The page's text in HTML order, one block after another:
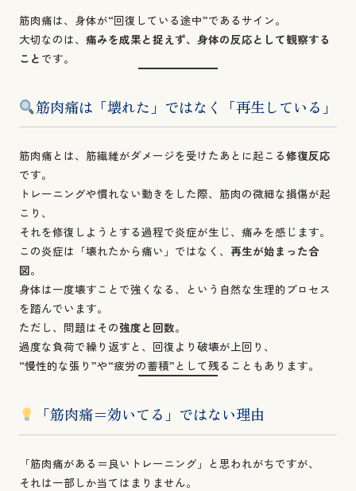
筋肉痛は、身体が“回復している途中”であるサイン。
大切なのは、 痛みを成果と捉えず、身体の反応として観察する
こと です。
筋肉痛は「壊れた」ではなく「再生している」
筋肉痛とは、筋繊維がダメージを受けたあとに起こる修復反応
です。
トレーニングや慣れない動きをした際、筋肉の微細な損傷が起
こり、
それを修復しようとする過程で炎症が生じ、痛みを感じます。
この炎症は「壊れたから痛い」ではなく、 再生が始まった合
図。
身体は一度壊すことで強くなる、という自然な生理的プロセス
を踏んでいます。
ただし、問題はその強度と回数。
過度な負荷で繰り返すと、回復より破壊が上回り、
“慢性的な張り”や“疲労の蓄積”として残ることもあります。
「筋肉痛＝効いてる」ではない理由
「筋肉痛がある＝良いトレーニング」と思われがちですが、
それは一部しか当てはまりません。